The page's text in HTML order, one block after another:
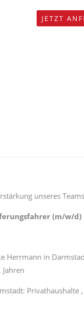
JETZT
unseres
(m/w/d)
Herrmann in
Privathaushalte